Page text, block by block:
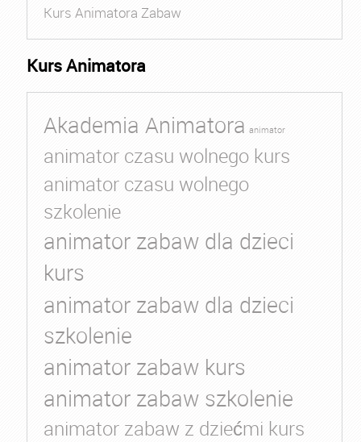
Kurs Animatora Zabaw
Kurs Animatora
Akademia Animatora animator
animator czasu wolnego kurs
animator czasu wolnego
szkolenie
animator zabaw dla dzieci
kurs
animator zabaw dla dzieci
szkolenie
animator zabaw kurs
animator zabaw szkolenie
animator zabaw z dziećmi kurs